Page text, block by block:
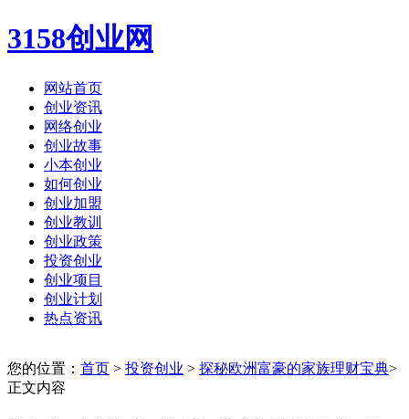
3158创业网
网站首页
创业资讯
网络创业
创业故事
小本创业
如何创业
创业加盟
创业教训
创业政策
投资创业
创业项目
创业计划
热点资讯
您的位置： 首页 > 投资创业 > 探秘欧洲富豪的家族理财宝典>
正文内容